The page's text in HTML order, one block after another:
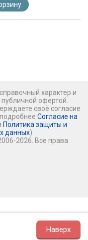
Наверх
характер и
офертой.
своё согласие
Согласие на
Политика защиты и
данных).
2026. Все права